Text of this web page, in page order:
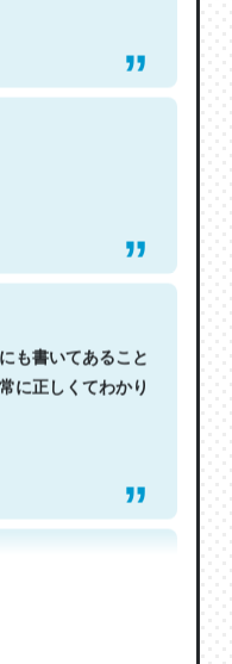
も書いてあること
に正しくてわかり